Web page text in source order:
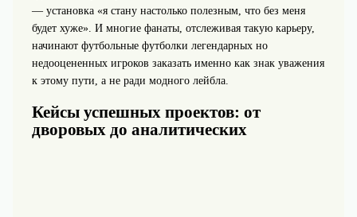
— установка «я стану настолько полезным, что без меня
будет хуже». И многие фанаты, отслеживая такую карьеру,
начинают футбольные футболки легендарных но
недооцененных игроков заказать именно как знак уважения
к этому пути, а не ради модного лейбла.
Кейсы успешных проектов: от
дворовых до аналитических